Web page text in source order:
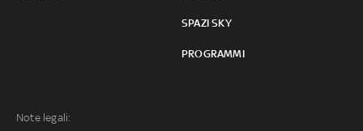
SPAZI SKY
PROGRAMMI
Note legali: